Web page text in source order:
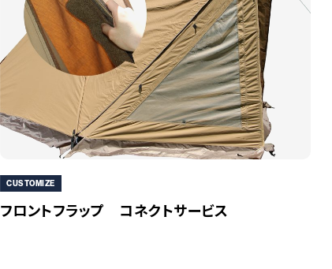
〇本体
（約）2.3kg
〇収納ケース
（約）90g
付属品
ペグ×1、樹脂キャップ×1、カラビナ付
原産国
ベトナム
CUSTOMIZE
フロントフラップ コネクトサービス